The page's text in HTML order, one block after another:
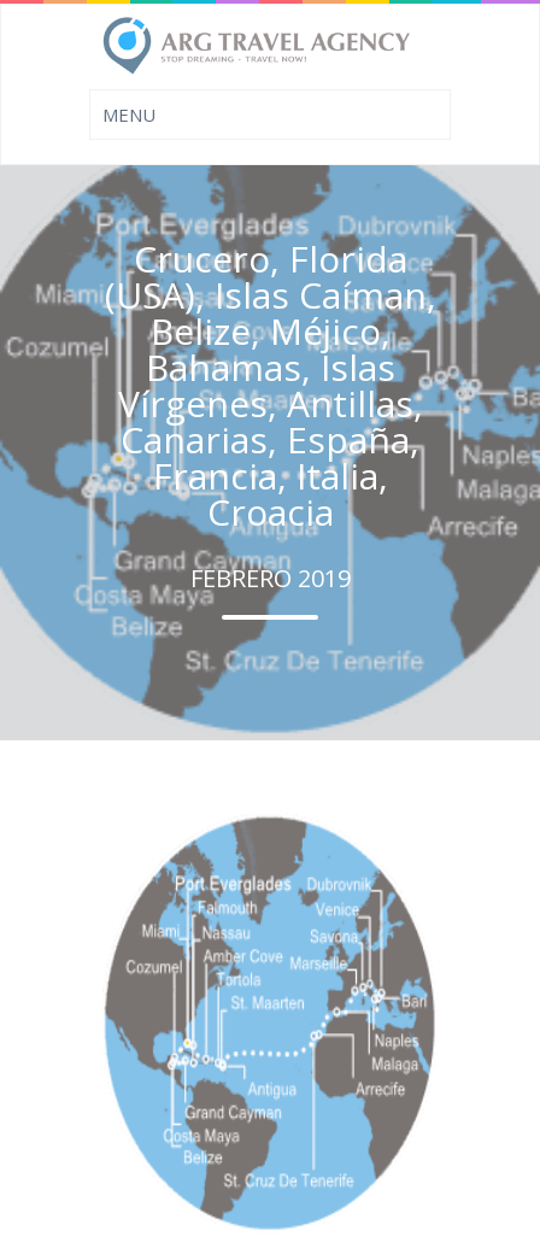
Crucero, Florida
(USA), Islas Caíman,
Belize, Méjico,
Bahamas, Islas
Vírgenes, Antillas,
Canarias, España,
Francia, Italia,
Croacia
FEBRERO 2019